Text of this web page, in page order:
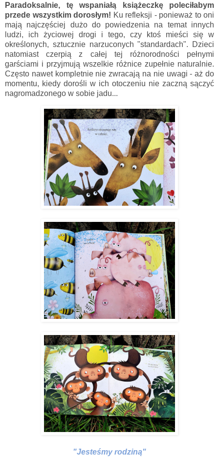
Paradoksalnie, tę wspaniałą książeczkę poleciłabym
przede wszystkim dorosłym! Ku refleksji - ponieważ to oni
mają najczęściej dużo do powiedzenia na temat innych
ludzi, ich życiowej drogi i tego, czy ktoś mieści się w
określonych, sztucznie narzuconych "standardach". Dzieci
natomiast czerpią z całej tej różnorodności pełnymi
garściami i przyjmują wszelkie różnice zupełnie naturalnie.
Często nawet kompletnie nie zwracają na nie uwagi - aż do
momentu, kiedy dorośli w ich otoczeniu nie zaczną sączyć
nagromadzonego w sobie jadu...
"Jesteśmy rodziną"